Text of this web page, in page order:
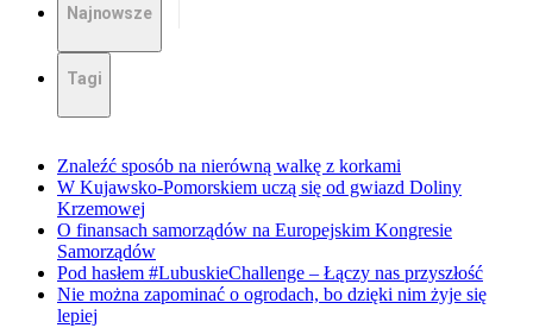
Najnowsze
Tagi
Znaleźć sposób na nierówną walkę z korkami
W Kujawsko-Pomorskiem uczą się od gwiazd Doliny
Krzemowej
O finansach samorządów na Europejskim Kongresie
Samorządów
Pod hasłem #LubuskieChallenge – Łączy nas przyszłość
Nie można zapominać o ogrodach, bo dzięki nim żyje się
lepiej